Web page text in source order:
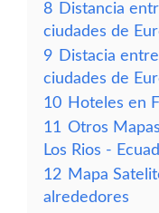
8 Distancia
ciudades de
9 Distacia
ciudades de
10 Hoteles en
11 Otros
Los Rios -
12 Mapa
alrededores